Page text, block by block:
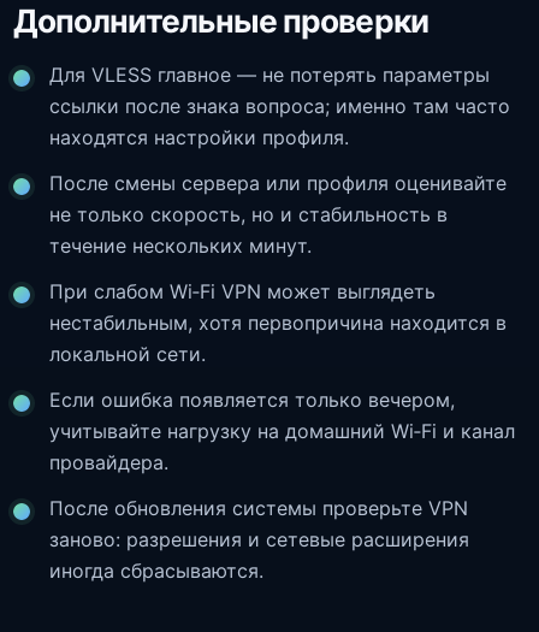
Дополнительные проверки
Для VLESS главное — не потерять параметры
ссылки после знака вопроса; именно там часто
находятся настройки профиля.
После смены сервера или профиля оценивайте
не только скорость, но и стабильность в
течение нескольких минут.
При слабом Wi‑Fi VPN может выглядеть
нестабильным, хотя первопричина находится в
локальной сети.
Если ошибка появляется только вечером,
учитывайте нагрузку на домашний Wi‑Fi и канал
провайдера.
После обновления системы проверьте VPN
заново: разрешения и сетевые расширения
иногда сбрасываются.